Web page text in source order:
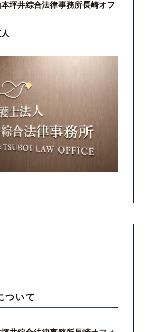
坪井綜合法律事務所長崎オフ
ついて